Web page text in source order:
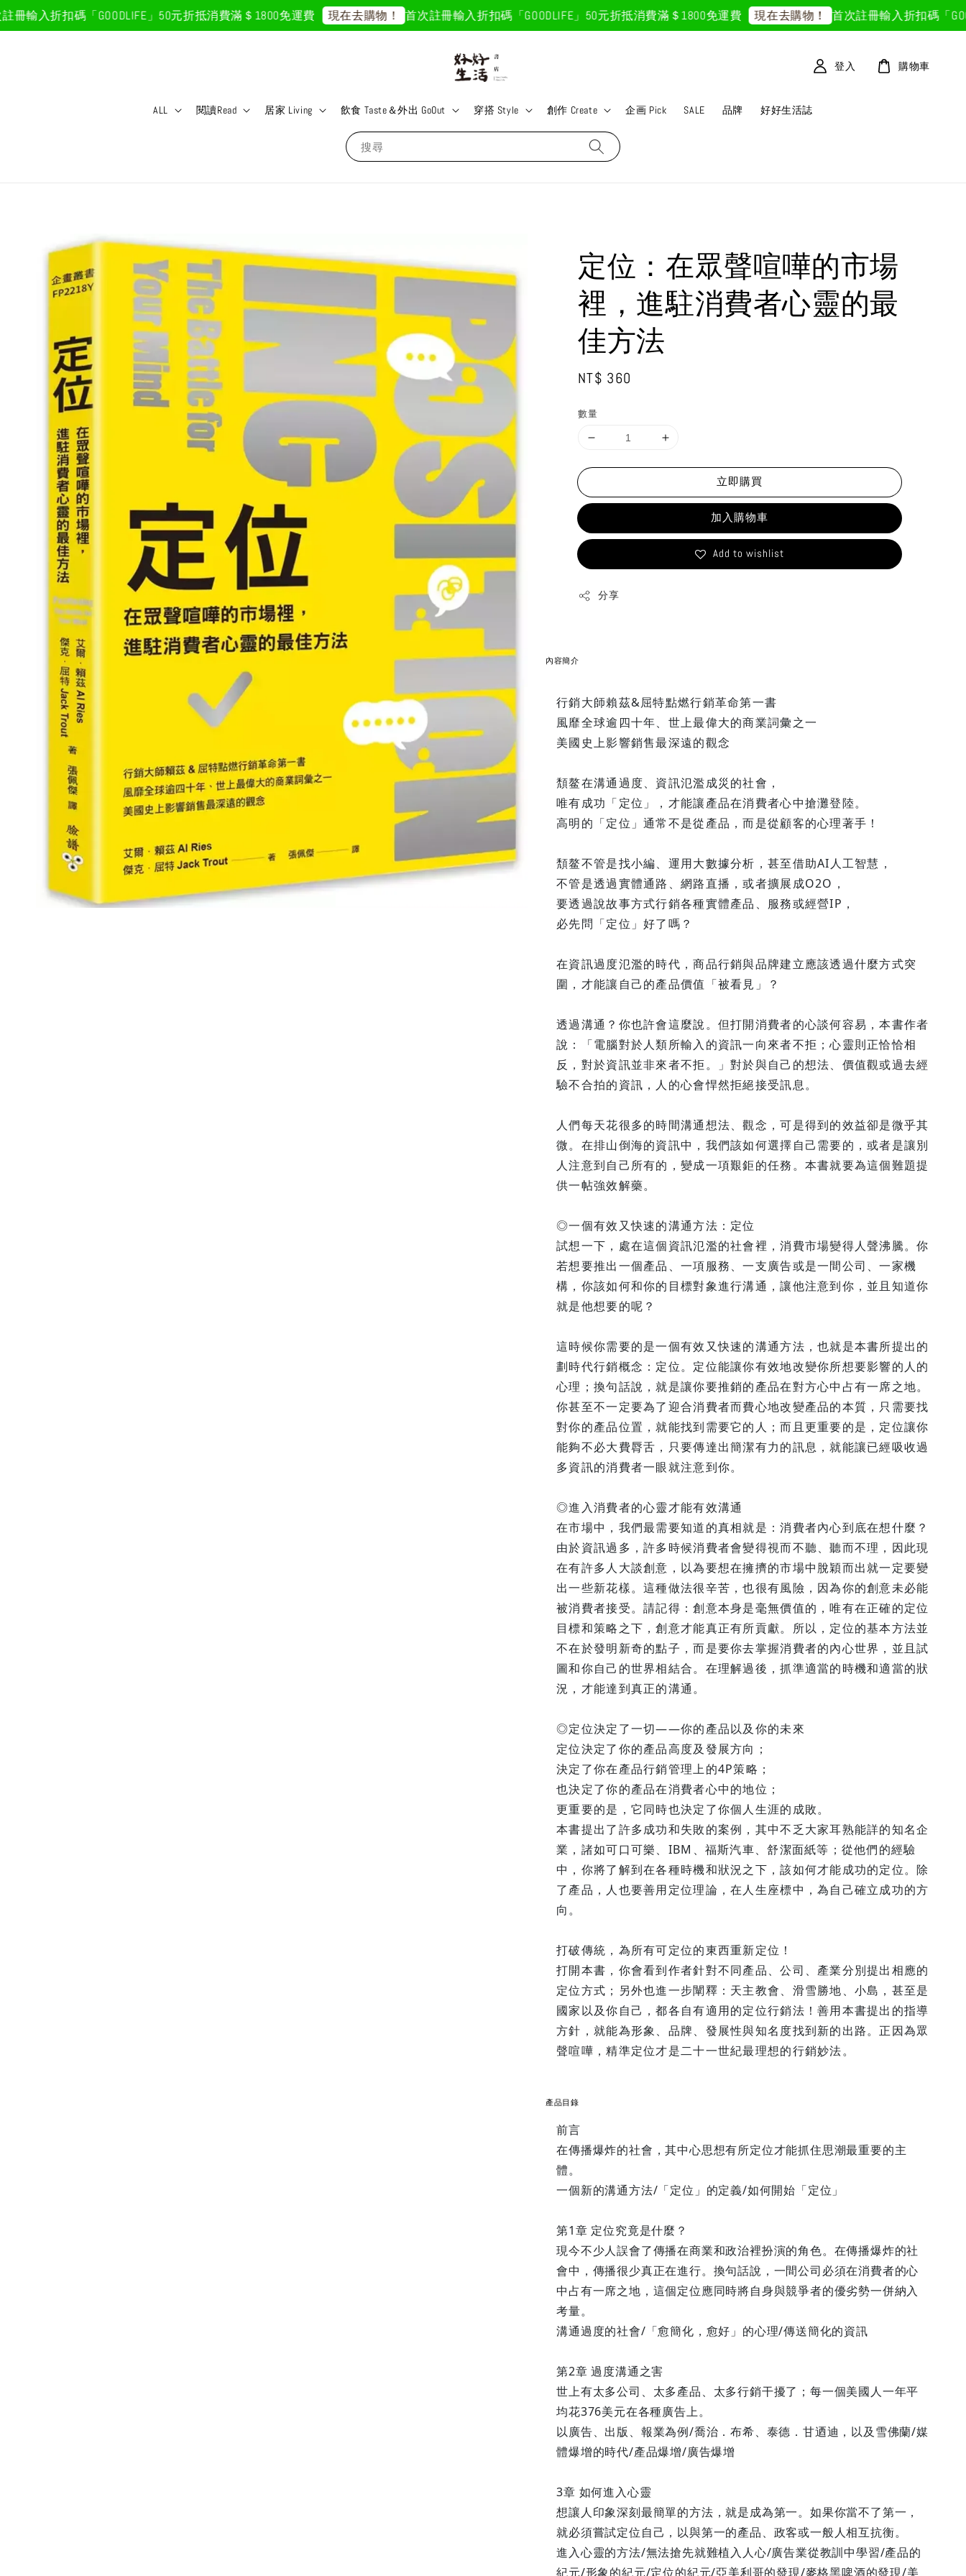
入折扣碼「GOODLIFE」50元折抵消費滿＄1800免運費 現在去購物！ 首次註冊輸入折扣碼「GOODLIFE」50元折抵消費滿＄1800免運費 現在去購物！ 首次註冊輸入折扣碼「
搜尋
ALL 閱讀Read 居家 Living 飲食 Taste＆外出 GoOut 穿搭 Style 創作 Create 企画 Pick SALE 品牌 好好生活誌
登入 購物車
定位：在眾聲喧嘩的市場
裡，進駐消費者心靈的最
佳方法
Regular
NT$ 360
數量
立即購買
加入購物車
Add to wishlist
分享
內容簡介
行銷大師賴茲&屈特點燃行銷革命第一書
風靡全球逾四十年、世上最偉大的商業詞彙之一
美國史上影響銷售最深遠的觀念
頽鳌在溝通過度、資訊氾濫成災的社會，
唯有成功「定位」，才能讓產品在消費者心中搶灘登陸。
高明的「定位」通常不是從產品，而是從顧客的心理著手！
頽鳌不管是找小編、運用大數據分析，甚至借助AI人工智慧，
不管是透過實體通路、網路直播，或者擴展成O2O，
要透過說故事方式行銷各種實體產品、服務或經營IP，
必先問「定位」好了嗎？
在資訊過度氾濫的時代，商品行銷與品牌建立應該透過什麼方式突
圍，才能讓自己的產品價值「被看見」？
透過溝通？你也許會這麼說。但打開消費者的心談何容易，本書作者
說：「電腦對於人類所輸入的資訊一向來者不拒；心靈則正恰恰相
反，對於資訊並非來者不拒。」對於與自己的想法、價值觀或過去經
驗不合拍的資訊，人的心會悍然拒絕接受訊息。
人們每天花很多的時間溝通想法、觀念，可是得到的效益卻是微乎其
微。在排山倒海的資訊中，我們該如何選擇自己需要的，或者是讓別
人注意到自己所有的，變成一項艱鉅的任務。本書就要為這個難題提
供一帖強效解藥。
◎一個有效又快速的溝通方法：定位
試想一下，處在這個資訊氾濫的社會裡，消費市場變得人聲沸騰。你
若想要推出一個產品、一項服務、一支廣告或是一間公司、一家機
構，你該如何和你的目標對象進行溝通，讓他注意到你，並且知道你
就是他想要的呢？
這時候你需要的是一個有效又快速的溝通方法，也就是本書所提出的
劃時代行銷概念：定位。定位能讓你有效地改變你所想要影響的人的
心理；換句話說，就是讓你要推銷的產品在對方心中占有一席之地。
你甚至不一定要為了迎合消費者而費心地改變產品的本質，只需要找
對你的產品位置，就能找到需要它的人；而且更重要的是，定位讓你
能夠不必大費脣舌，只要傳達出簡潔有力的訊息，就能讓已經吸收過
多資訊的消費者一眼就注意到你。
◎進入消費者的心靈才能有效溝通
在市場中，我們最需要知道的真相就是：消費者內心到底在想什麼？
由於資訊過多，許多時候消費者會變得視而不聽、聽而不理，因此現
在有許多人大談創意，以為要想在擁擠的市場中脫穎而出就一定要變
出一些新花樣。這種做法很辛苦，也很有風險，因為你的創意未必能
被消費者接受。請記得：創意本身是毫無價值的，唯有在正確的定位
目標和策略之下，創意才能真正有所貢獻。所以，定位的基本方法並
不在於發明新奇的點子，而是要你去掌握消費者的內心世界，並且試
圖和你自己的世界相結合。在理解過後，抓準適當的時機和適當的狀
況，才能達到真正的溝通。
◎定位決定了一切——你的產品以及你的未來
定位決定了你的產品高度及發展方向；
決定了你在產品行銷管理上的4P策略；
也決定了你的產品在消費者心中的地位；
更重要的是，它同時也決定了你個人生涯的成敗。
本書提出了許多成功和失敗的案例，其中不乏大家耳熟能詳的知名企
業，諸如可口可樂、IBM、福斯汽車、舒潔面紙等；從他們的經驗
中，你將了解到在各種時機和狀況之下，該如何才能成功的定位。除
了產品，人也要善用定位理論，在人生座標中，為自己確立成功的方
向。
打破傳統，為所有可定位的東西重新定位！
打開本書，你會看到作者針對不同產品、公司、產業分別提出相應的
定位方式；另外也進一步闡釋：天主教會、滑雪勝地、小島，甚至是
國家以及你自己，都各自有適用的定位行銷法！善用本書提出的指導
方針，就能為形象、品牌、發展性與知名度找到新的出路。正因為眾
聲喧嘩，精準定位才是二十一世紀最理想的行銷妙法。
產品目錄
前言
在傳播爆炸的社會，其中心思想有所定位才能抓住思潮最重要的主
體。
一個新的溝通方法/「定位」的定義/如何開始「定位」
第1章 定位究竟是什麼？
現今不少人誤會了傳播在商業和政治裡扮演的角色。在傳播爆炸的社
會中，傳播很少真正在進行。換句話說，一間公司必須在消費者的心
中占有一席之地，這個定位應同時將自身與競爭者的優劣勢一併納入
考量。
溝通過度的社會/「愈簡化，愈好」的心理/傳送簡化的資訊
第2章 過度溝通之害
世上有太多公司、太多產品、太多行銷干擾了；每一個美國人一年平
均花376美元在各種廣告上。
以廣告、出版、報業為例/喬治．布希、泰德．甘迺迪，以及雪佛蘭/媒
體爆增的時代/產品爆增/廣告爆增
3章 如何進入心靈
想讓人印象深刻最簡單的方法，就是成為第一。如果你當不了第一，
就必須嘗試定位自己，以與第一的產品、政客或一般人相互抗衡。
進入心靈的方法/無法搶先就難植入人心/廣告業從教訓中學習/產品的
紀元/形象的紀元/定位的紀元/亞美利哥的發現/麥格黑啤酒的發現/美